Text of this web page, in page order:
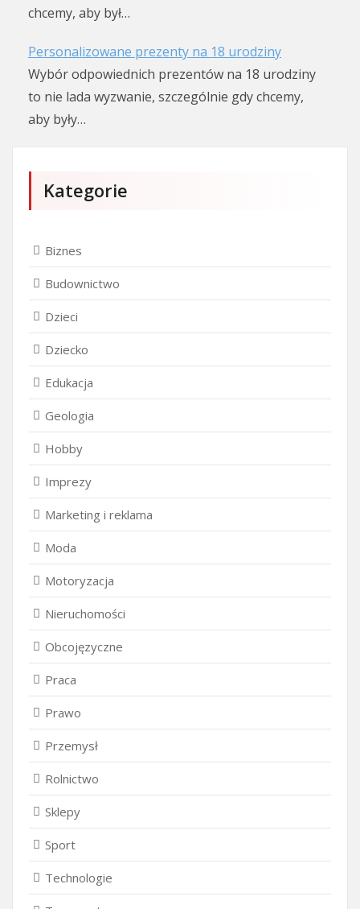
chcemy, aby był…
Personalizowane prezenty na 18 urodziny
Wybór odpowiednich prezentów na 18 urodziny
to nie lada wyzwanie, szczególnie gdy chcemy,
aby były…
Kategorie
Biznes
Budownictwo
Dzieci
Dziecko
Edukacja
Geologia
Hobby
Imprezy
Marketing i reklama
Moda
Motoryzacja
Nieruchomości
Obcojęzyczne
Praca
Prawo
Przemysł
Rolnictwo
Sklepy
Sport
Technologie